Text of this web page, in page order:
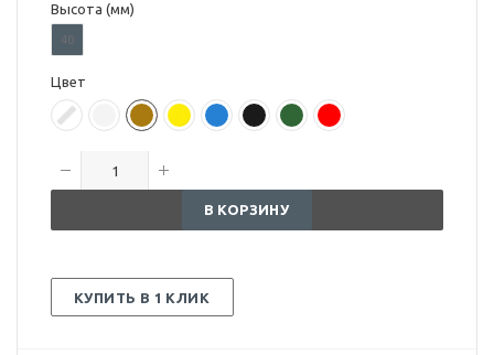
Высота (мм)
40
Цвет
В КОРЗИНУ
КУПИТЬ В 1 КЛИК